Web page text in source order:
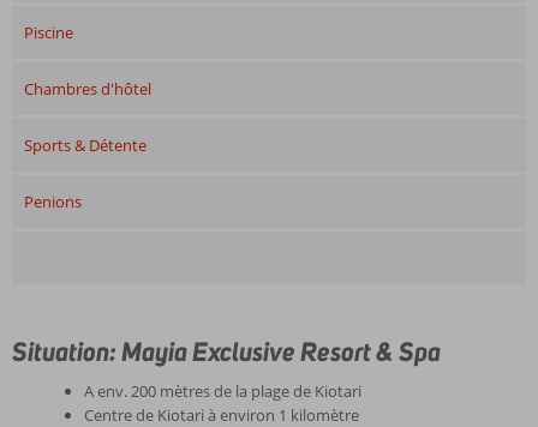
Piscine
Chambres d'hôtel
Sports & Détente
Penions
Situation: Mayia Exclusive Resort & Spa
A env. 200 mètres de la plage de Kiotari
Centre de Kiotari à environ 1 kilomètre